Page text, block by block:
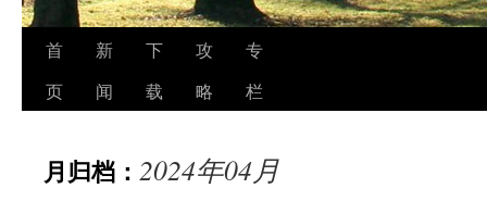
首
页
新
闻
下
载
攻
略
专
栏
月归档： 2024年04月